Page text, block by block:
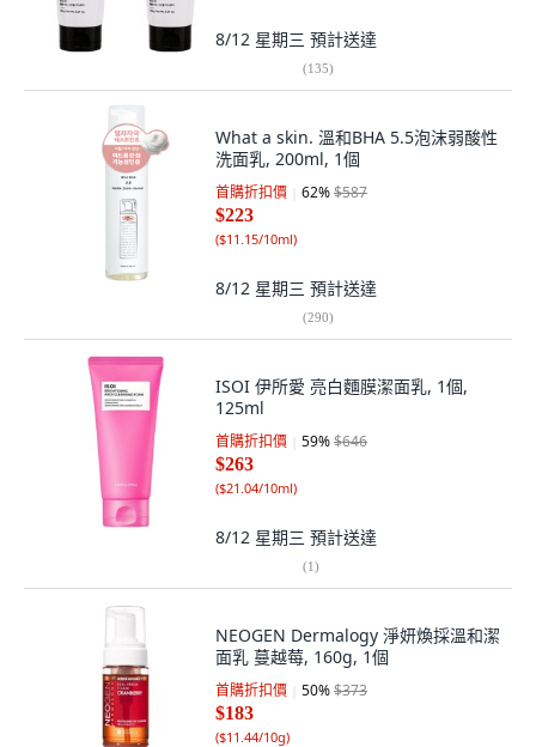
8/12 星期三 預計送達
(135)
What a skin. 溫和BHA 5.5泡沫弱酸性
洗面乳, 200ml, 1個
首購折扣價 62%$587
$223
($11.15/10ml)
8/12 星期三 預計送達
(290)
ISOI 伊所愛 亮白麵膜潔面乳, 1個,
125ml
首購折扣價 59%$646
$263
($21.04/10ml)
8/12 星期三 預計送達
(1)
NEOGEN Dermalogy 淨妍煥採溫和潔
面乳 蔓越莓, 160g, 1個
首購折扣價 50%$373
$183
($11.44/10g)